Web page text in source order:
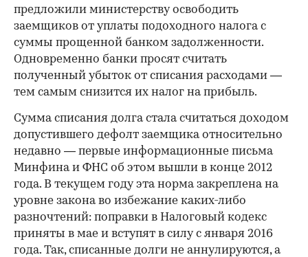
предложили министерству освободить
заемщиков от уплаты подоходного налога с
суммы прощенной банком задолженности.
Одновременно банки просят считать
полученный убыток от списания расходами —
тем самым снизится их налог на прибыль.
Сумма списания долга стала считаться доходом
допустившего дефолт заемщика относительно
недавно — первые информационные письма
Минфина и ФНС об этом вышли в конце 2012
года. В текущем году эта норма закреплена на
уровне закона во избежание каких-либо
разночтений: поправки в Налоговый кодекс
приняты в мае и вступят в силу с января 2016
года. Так, списанные долги не аннулируются, а